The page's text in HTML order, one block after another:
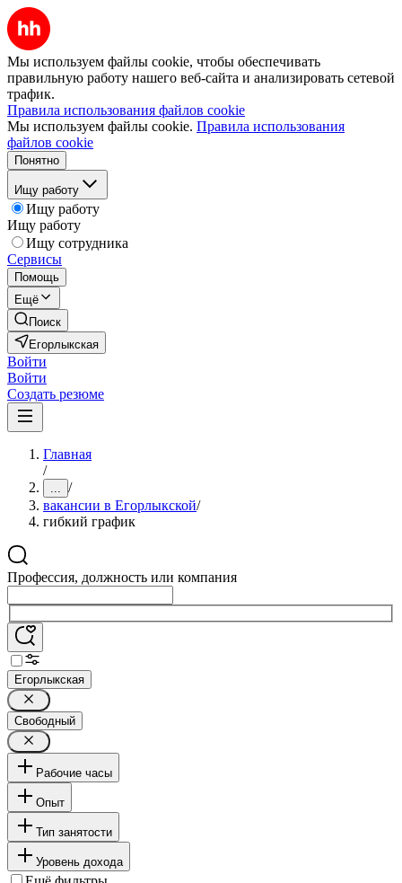
Мы используем файлы cookie, чтобы обеспечивать
правильную работу нашего веб-сайта и анализировать сетевой
трафик.
Правила использования файлов cookie
Мы используем файлы cookie. Правила использования
файлов cookie
Понятно
Ищу работу
Ищу работу
Ищу работу
Ищу сотрудника
Сервисы
Помощь
Ещё
Поиск
Егорлыкская
Войти
Войти
Создать резюме
Главная
/
... /
вакансии в Егорлыкской/
гибкий график
Профессия, должность или компания
Егорлыкская
Свободный
Рабочие часы
Опыт
Тип занятости
Уровень дохода